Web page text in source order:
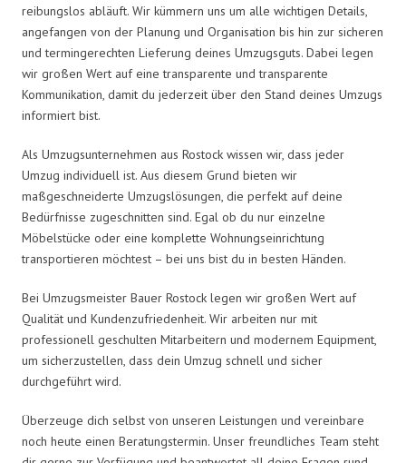
reibungslos abläuft. Wir kümmern uns um alle wichtigen Details,
angefangen von der Planung und Organisation bis hin zur sicheren
und termingerechten Lieferung deines Umzugsguts. Dabei legen
wir großen Wert auf eine transparente und transparente
Kommunikation, damit du jederzeit über den Stand deines Umzugs
informiert bist.
Als Umzugsunternehmen aus Rostock wissen wir, dass jeder
Umzug individuell ist. Aus diesem Grund bieten wir
maßgeschneiderte Umzugslösungen, die perfekt auf deine
Bedürfnisse zugeschnitten sind. Egal ob du nur einzelne
Möbelstücke oder eine komplette Wohnungseinrichtung
transportieren möchtest – bei uns bist du in besten Händen.
Bei Umzugsmeister Bauer Rostock legen wir großen Wert auf
Qualität und Kundenzufriedenheit. Wir arbeiten nur mit
professionell geschulten Mitarbeitern und modernem Equipment,
um sicherzustellen, dass dein Umzug schnell und sicher
durchgeführt wird.
Überzeuge dich selbst von unseren Leistungen und vereinbare
noch heute einen Beratungstermin. Unser freundliches Team steht